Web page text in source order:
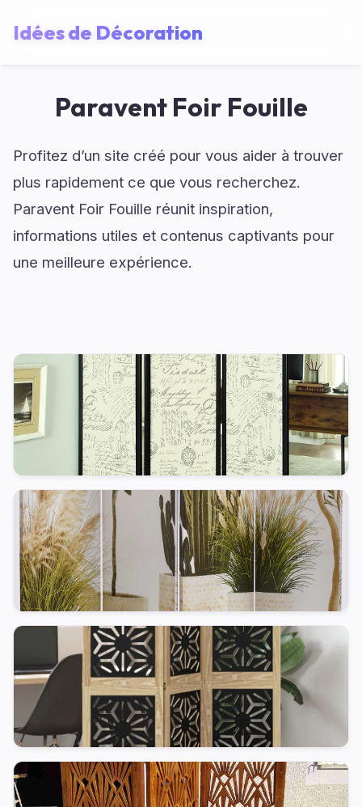
Idées de Décoration
Paravent Foir Fouille
Profitez d’un site créé pour vous aider à trouver
plus rapidement ce que vous recherchez.
Paravent Foir Fouille réunit inspiration,
informations utiles et contenus captivants pour
une meilleure expérience.